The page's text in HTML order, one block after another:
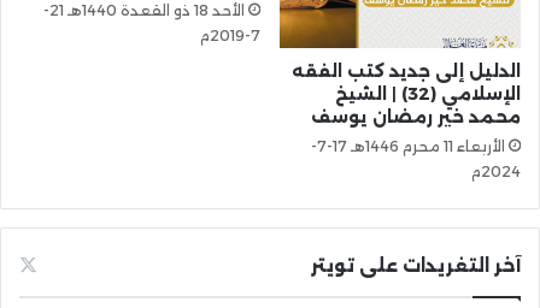
الدليل إلى جديد كتب الفقه
الإسلامي (32) | الشيخ
محمد خير رمضان يوسف
الأربعاء 11 محرم 1446هـ 17-7-
2024م
الأحد 18 ذو القعدة 1440هـ 21-
7-2019م
آخر التغريدات على تويتر